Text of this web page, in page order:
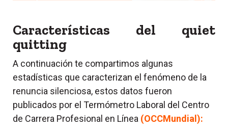
Características del quiet
quitting
A continuación te compartimos algunas
estadísticas que caracterizan el fenómeno de la
renuncia silenciosa, estos datos fueron
publicados por el Termómetro Laboral del Centro
de Carrera Profesional en Línea (OCCMundial):